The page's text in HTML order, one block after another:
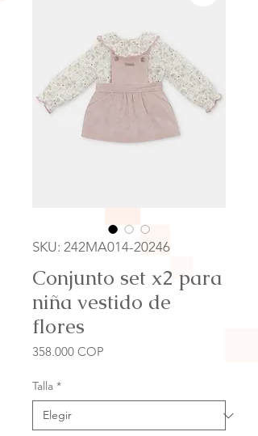
SKU: 242MA014-20246
Conjunto set x2 para
niña vestido de
flores
358.000 COP
Talla *